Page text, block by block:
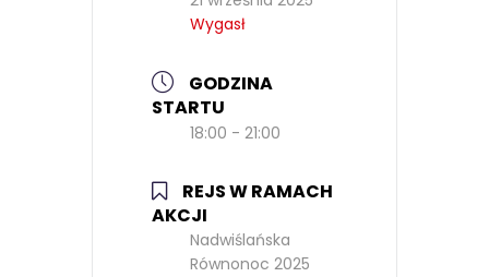
Wygasł
GODZINA
STARTU
18:00 - 21:00
REJS W RAMACH
AKCJI
Nadwiślańska
Równonoc 2025